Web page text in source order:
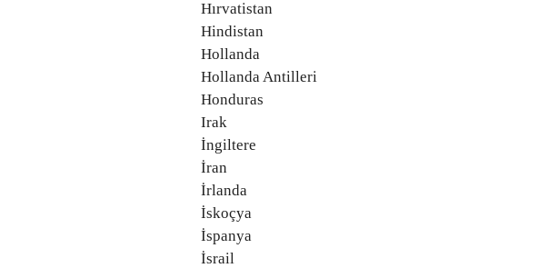
Hırvatistan
Hindistan
Hollanda
Hollanda Antilleri
Honduras
Irak
İngiltere
İran
İrlanda
İskoçya
İspanya
İsrail